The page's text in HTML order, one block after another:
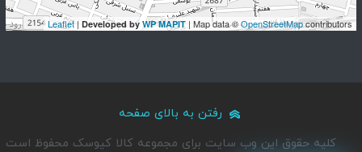
Leaflet| Developed by WP MAPIT | Map data ©OpenStreetMapcontributors
رفتن به بالای صفحه
کلیه حقوق این وب سایت برای مجموعه کالا کیوسک محفوظ است